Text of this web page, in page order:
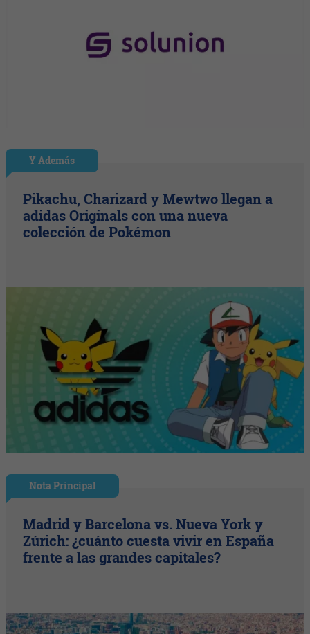
Y Además
Pikachu, Charizard y Mewtwo llegan a
adidas Originals con una nueva
colección de Pokémon
Nota Principal
Madrid y Barcelona vs. Nueva York y
Zúrich: ¿cuánto cuesta vivir en España
frente a las grandes capitales?